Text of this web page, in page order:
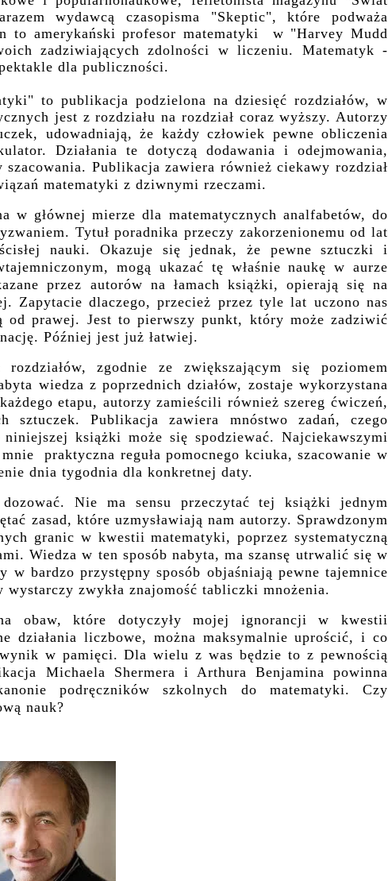
wydawcą czasopisma "Skeptic", które podważa
to amerykański profesor matematyki w "Harvey Mudd
zadziwiających zdolności w liczeniu. Matematyk -
dla publiczności.
to publikacja podzielona na dziesięć rozdziałów, w
jest z rozdziału na rozdział coraz wyższy. Autorzy
udowadniają, że każdy człowiek pewne obliczenia
Działania te dotyczą dodawania i odejmowania,
Publikacja zawiera również ciekawy rozdział
matematyki z dziwnymi rzeczami.
głównej mierze dla matematycznych analfabetów, do
Tytuł poradnika przeczy zakorzenionemu od lat
nauki. Okazuje się jednak, że pewne sztuczki i
mogą ukazać tę właśnie naukę w aurze
przez autorów na łamach książki, opierają się na
Zapytacie dlaczego, przecież przez tyle lat uczono nas
od prawej. Jest to pierwszy punkt, który może zadziwić
Później jest już łatwiej.
rozdziałów, zgodnie ze zwiększającym się poziomem
wiedza z poprzednich działów, zostaje wykorzystana
etapu, autorzy zamieścili również szereg ćwiczeń,
sztuczek. Publikacja zawiera mnóstwo zadań, czego
książki może się spodziewać. Najciekawszymi
praktyczna reguła pomocnego kciuka, szacowanie w
dnia tygodnia dla konkretnej daty.
Nie ma sensu przeczytać tej książki jednym
zasad, które uzmysławiają nam autorzy. Sprawdzonym
granic w kwestii matematyki, poprzez systematyczną
Wiedza w ten sposób nabyta, ma szansę utrwalić się w
w bardzo przystępny sposób objaśniają pewne tajemnice
zwykła znajomość tabliczki mnożenia.
obaw, które dotyczyły mojej ignorancji w kwestii
działania liczbowe, można maksymalnie uprościć, i co
w pamięci. Dla wielu z was będzie to z pewnością
Michaela Shermera i Arthura Benjamina powinna
podręczników szkolnych do matematyki. Czy
nauk?